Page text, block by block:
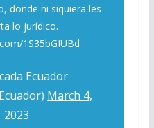
donde ni siquiera les
lo jurídico.
1S35bGIUBd
Ecuador
March 4,
2023